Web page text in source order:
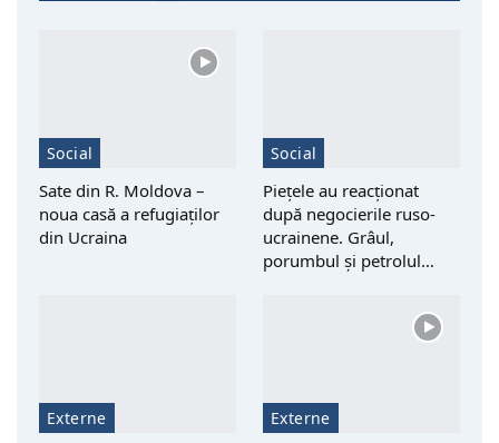
Social
Sate din R. Moldova –
noua casă a refugiaților
din Ucraina
Social
Piețele au reacționat
după negocierile ruso-
ucrainene. Grâul,
porumbul și petrolul…
Externe Externe